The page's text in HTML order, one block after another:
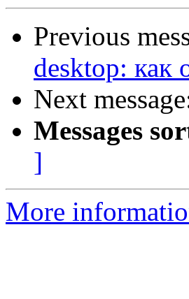
Previous
desktop: как
Next
Messages
]
More